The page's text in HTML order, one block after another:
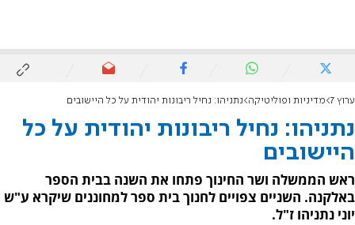
ערוץ 7 מדיניות ופוליטיקה נתניהו: נחיל ריבונות יהודית על כל היישובים
נתניהו: נחיל ריבונות יהודית על כל
היישובים
ראש הממשלה ושר החינוך פתחו את השנה בבית הספר
באלקנה. השניים צפויים לחנוך בית ספר למחוננים שיקרא ע"ש
יוני נתניהו ז"ל.